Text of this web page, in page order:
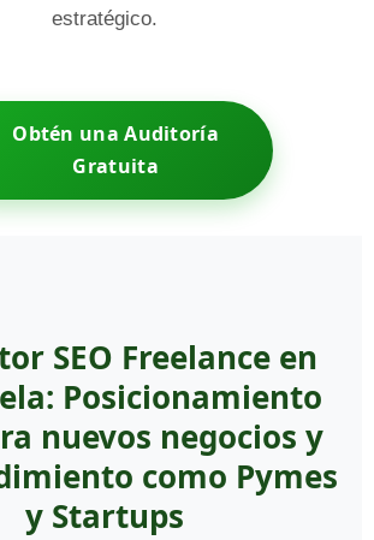
estratégico.
Obtén una Auditoría
Gratuita
SEO Freelance en
Posicionamiento
nuevos negocios y
como Pymes
y Startups